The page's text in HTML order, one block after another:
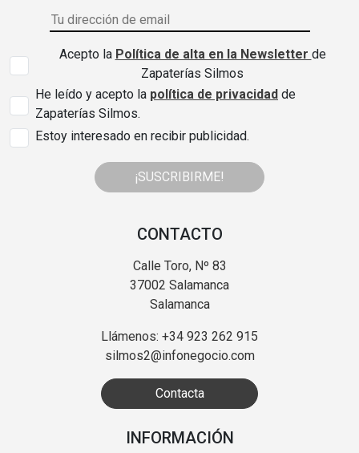
Acepto la Política de alta en la Newsletter de
Zapaterías Silmos
He leído y acepto la política de privacidad de
Zapaterías Silmos.
Estoy interesado en recibir publicidad.
¡SUSCRIBIRME!
CONTACTO
Calle Toro, Nº 83
37002 Salamanca
Salamanca
Llámenos: +34 923 262 915
silmos2@infonegocio.com
Contacta
INFORMACIÓN